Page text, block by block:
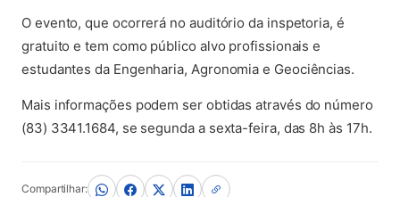
O evento, que ocorrerá no auditório da inspetoria, é
gratuito e tem como público alvo profissionais e
estudantes da Engenharia, Agronomia e Geociências.
Mais informações podem ser obtidas através do número
(83) 3341.1684, se segunda a sexta-feira, das 8h às 17h.
Compartilhar: